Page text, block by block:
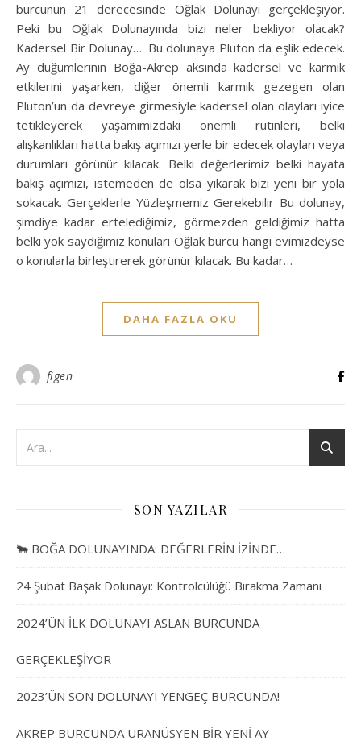
burcunun 21 derecesinde Oğlak Dolunayı gerçekleşiyor.
Peki bu Oğlak Dolunayında bizi neler bekliyor olacak?
Kadersel Bir Dolunay…. Bu dolunaya Pluton da eşlik edecek.
Ay düğümlerinin Boğa-Akrep aksında kadersel ve karmik
etkilerini yaşarken, diğer önemli karmik gezegen olan
Pluton’un da devreye girmesiyle kadersel olan olayları iyice
tetikleyerek yaşamımızdaki önemli rutinleri, belki
alışkanlıkları hatta bakış açımızı yerle bir edecek olayları veya
durumları görünür kılacak. Belki değerlerimiz belki hayata
bakış açımızı, istemeden de olsa yıkarak bizi yeni bir yola
sokacak. Gerçeklerle Yüzleşmemiz Gerekebilir Bu dolunay,
şimdiye kadar ertelediğimiz, görmezden geldiğimiz hatta
belki yok saydığımız konuları Oğlak burcu hangi evimizdeyse
o konularla birleştirerek görünür kılacak. Bu kadar…
DAHA FAZLA OKU
figen
SON YAZILAR
🐂 BOĞA DOLUNAYINDA: DEĞERLERİN İZİNDE…
24 Şubat Başak Dolunayı: Kontrolcülüğü Bırakma Zamanı
2024’ÜN İLK DOLUNAYI ASLAN BURCUNDA
GERÇEKLEŞİYOR
2023’ÜN SON DOLUNAYI YENGEÇ BURCUNDA!
AKREP BURCUNDA URANÜSYEN BİR YENİ AY